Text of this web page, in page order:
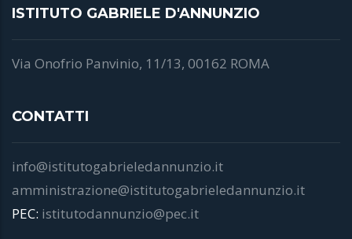
ISTITUTO GABRIELE D'ANNUNZIO
Via Onofrio Panvinio, 11/13, 00162 ROMA
CONTATTI
info@istitutogabrieledannunzio.it
amministrazione@istitutogabrieledannunzio.it
PEC: istitutodannunzio@pec.it